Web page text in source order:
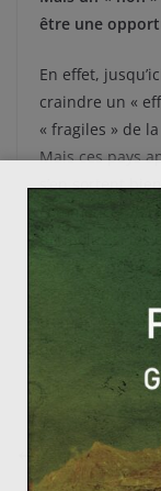
être une
En effet,
craindre un «
« fragiles » de
Mais ces pays
s’en sortent
commencerait
du moins si les
sont pas
Grèce. Auquel
trompe pas, la
dernier, a
L’actu dans